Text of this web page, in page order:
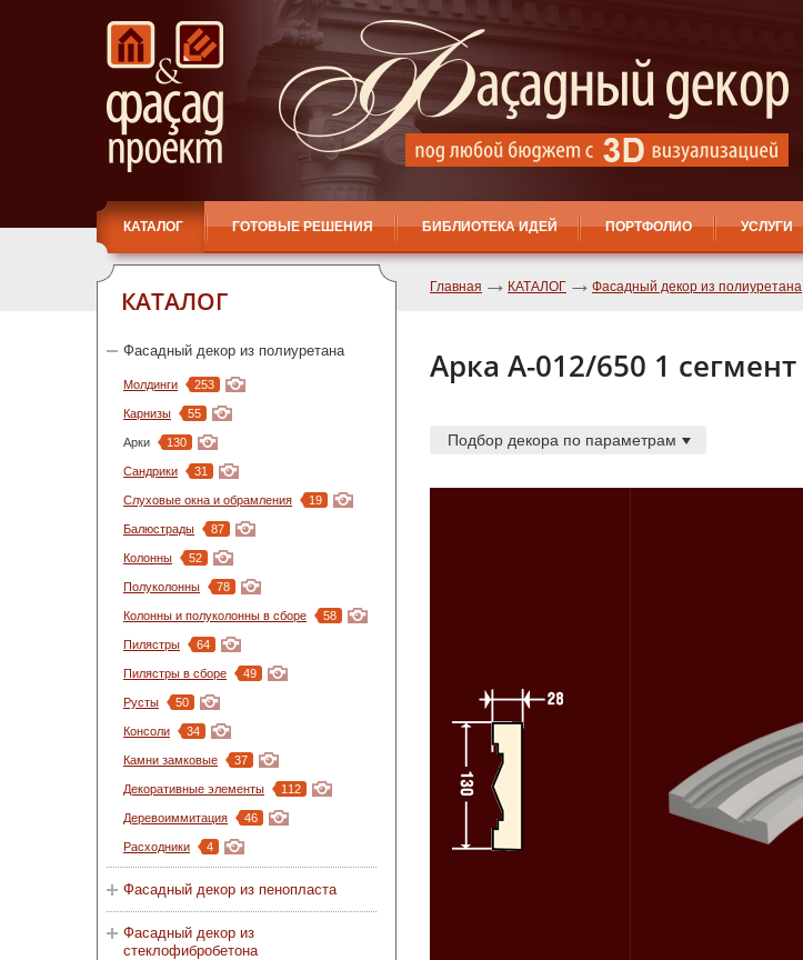
КАТАЛОГ ГОТОВЫЕ РЕШЕНИЯ БИБЛИОТЕКА ИДЕЙ ПОРТФОЛИО УСЛУГИ
КАТАЛОГ
Фасадный декор из полиуретана
Молдинги 253
Карнизы 55
Арки 130
Сандрики 31
Слуховые окна и обрамления 19
Балюстрады 87
Колонны 52
Полуколонны 78
Колонны и полуколонны в сборе 58
Пилястры 64
Пилястры в сборе 49
Русты 50
Консоли 34
Камни замковые 37
Декоративные элементы 112
Деревоиммитация 46
Расходники 4
Фасадный декор из пенопласта
Фасадный декор из
стеклофибробетона
Главная КАТАЛОГ Фасадный декор из полиуретана
Арка А-012/650 1 cегмент
Подбор декора по параметрам